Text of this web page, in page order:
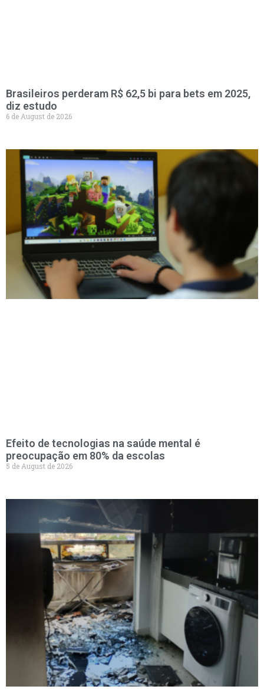
Brasileiros perderam R$ 62,5 bi para bets em 2025,
diz estudo
6 de August de 2026
Efeito de tecnologias na saúde mental é
preocupação em 80% da escolas
5 de August de 2026